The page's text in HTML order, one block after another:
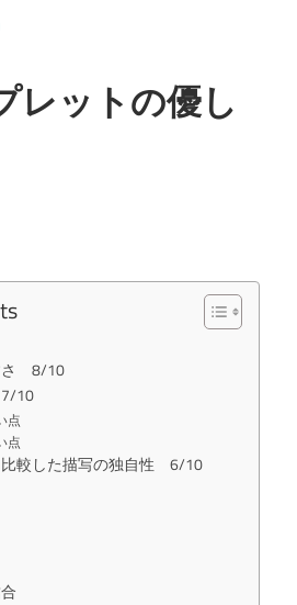
レットの優し
さ 8/10
10
点
点
較した描写の独自性 6/10